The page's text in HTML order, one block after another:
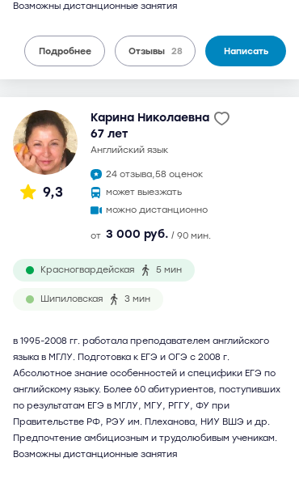
Возможны дистанционные занятия
Подробнее Отзывы 28 Написать
9,3
Карина Николаевна
67 лет
английский язык
24 отзыва,58 оценок
может выезжать
можно дистанционно
от 3 000 руб. / 90 мин.
Красногвардейская 5 мин
Шипиловская 3 мин
в 1995-2008 гг. работала преподавателем английского
языка в МГЛУ. Подготовка к ЕГЭ и ОГЭ с 2008 г.
Абсолютное знание особенностей и специфики ЕГЭ по
английскому языку. Более 60 абитуриентов, поступивших
по результатам ЕГЭ в МГЛУ, МГУ, РГГУ, ФУ при
Правительстве РФ, РЭУ им. Плеханова, НИУ ВШЭ и др.
Предпочтение амбициозным и трудолюбивым ученикам.
Возможны дистанционные занятия